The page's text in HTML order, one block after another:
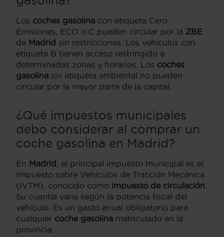
Los coches gasolina con etiqueta Cero
Emisiones, ECO o C pueden circular por la ZBE
de Madrid sin restricciones. Los vehículos con
etiqueta B tienen acceso restringido a
determinadas zonas y horarios. Los coches
gasolina sin etiqueta ambiental no pueden
circular por la mayor parte de la capital.
¿Qué impuestos municipales
debo considerar al comprar un
coche gasolina en Madrid?
En Madrid
, el principal impuesto municipal es el
Impuesto sobre Vehículos de Tracción Mecánica
(IVTM), conocido como impuesto de circulación
Su cuantía varía según la potencia fiscal del
vehículo. Es un gasto anual obligatorio para
cualquier coche gasolina matriculado en la
provincia.